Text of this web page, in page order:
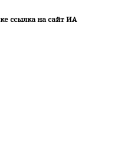
ссылка на сайт ИА